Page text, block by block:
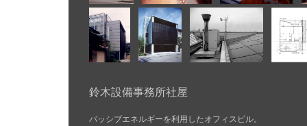
鈴木設備事務所社屋
パッシブエネルギーを利用したオフィスビル。